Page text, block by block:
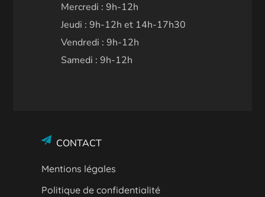
Mercredi : 9h-12h
Jeudi : 9h-12h et 14h-17h30
Vendredi : 9h-12h
Samedi : 9h-12h
CONTACT
Mentions légales
Politique de confidentialité